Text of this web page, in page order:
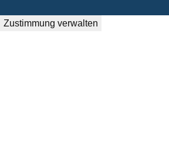
Zustimmung verwalten